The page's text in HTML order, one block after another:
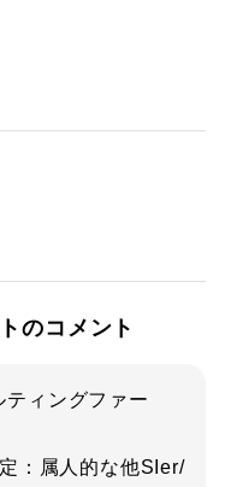
のコメント
ティングファー
：属人的な他SIer/